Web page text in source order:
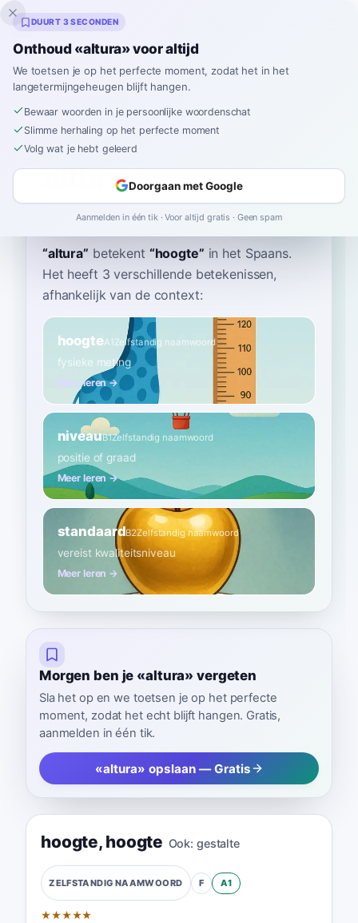
Inklingo
Home› Spaans›Woordenboek›altura
altura
ahl-TOO-rah alˈtu.ɾa
“altura” betekent “hoogte” in het Spaans.
Het heeft 3 verschillende betekenissen,
afhankelijk van de context:
hoogteA1 Zelfstandig naamwoord
fysieke meting
Meer leren →
niveauB1Zelfstandig naamwoord
positie of graad
Meer leren →
standaardB2Zelfstandig naamwoord
vereist kwaliteitsniveau
Meer leren →
Morgen ben je «altura» vergeten
Sla het op en we toetsen je op het perfecte
moment, zodat het echt blijft hangen. Gratis,
aanmelden in één tik.
«altura» opslaan — Gratis
hoogte, hoogte Ook: gestalte
ZELFSTANDIG NAAMWOORD F A1
★★★★★
DUURT 3 SECONDEN
Onthoud «altura» voor altijd
We toetsen je op het perfecte moment, zodat het in het
langetermijngeheugen blijft hangen.
Bewaar woorden in je persoonlijke woordenschat
Slimme herhaling op het perfecte moment
Volg wat je hebt geleerd
Doorgaan met Google
Aanmelden in één tik · Voor altijd gratis · Geen spam